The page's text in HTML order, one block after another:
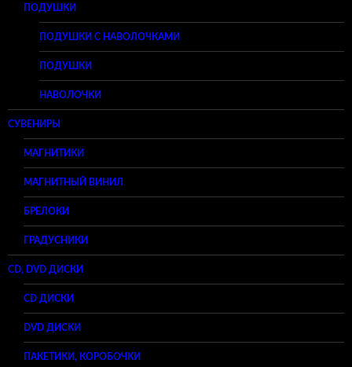
ПОДУШКИ
ПОДУШКИ С НАВОЛОЧКАМИ
ПОДУШКИ
НАВОЛОЧКИ
СУВЕНИРЫ
МАГНИТИКИ
МАГНИТНЫЙ ВИНИЛ
БРЕЛОКИ
ГРАДУСНИКИ
CD, DVD ДИСКИ
CD ДИСКИ
DVD ДИСКИ
ПАКЕТИКИ, КОРОБОЧКИ